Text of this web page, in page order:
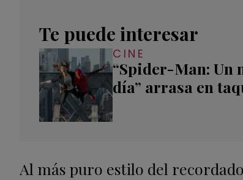
Te puede interesar
CINE
“Spider-Man: Un
día” arrasa en
Al más puro estilo del